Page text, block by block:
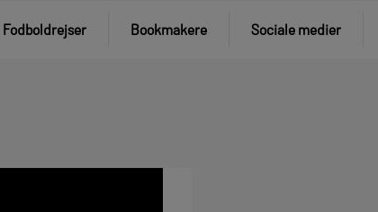
Fodboldrejser Bookmakere Sociale medier